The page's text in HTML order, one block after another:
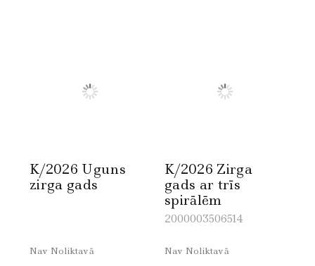
K/2026 Uguns
zirga gads
Nav Noliktavā
K/2026 Zirga
gads ar trīs
spirālēm
2000003506514
Nav Noliktavā